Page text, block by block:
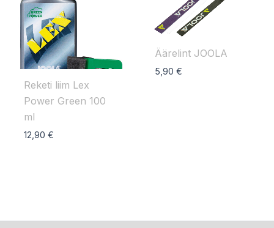
Reketi liim Lex
Power Green 100
ml
12,90€
Äärelint JOOLA
5,90€